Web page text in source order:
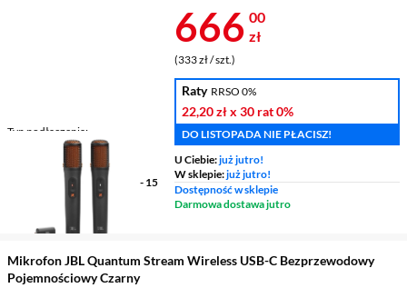
Typ podłączenia
bezprzewodowy
USB-C
Pasmo przenoszenia
50 Hz - 15
Cena 666 zł
666 00
zł
(333 zł / szt.)
Raty RRSO 0%
22,20 złx 30 rat0%
DO LISTOPADA NIE PŁACISZ!
U Ciebie:już jutro!
W sklepie:już jutro!
Dostępność w sklepie
Darmowa dostawa jutro
Mikrofon JBL Quantum Stream Wireless USB-C Bezprzewodowy
Pojemnościowy Czarny